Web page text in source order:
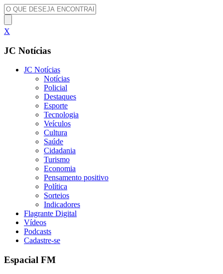
X
JC Notícias
JC Notícias
Notícias
Policial
Destaques
Esporte
Tecnologia
Veículos
Cultura
Saúde
Cidadania
Turismo
Economia
Pensamento positivo
Política
Sorteios
Indicadores
Flagrante Digital
Vídeos
Podcasts
Cadastre-se
Espacial FM